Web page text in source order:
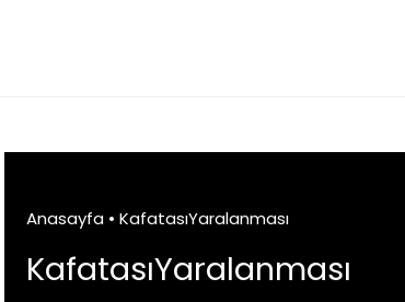
Anasayfa • KafatasıYaralanması
KafatasıYaralanması